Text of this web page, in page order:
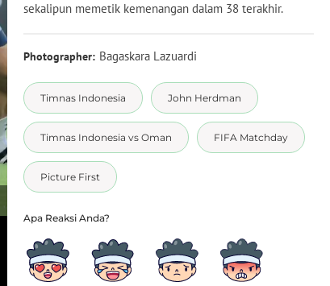
Stadion Utama Gelora Bung Karno (SUGBK), Senayan,
sekalipun memetik kemenangan dalam 38 terakhir.
Photographer: Bagaskara Lazuardi
Timnas Indonesia John Herdman
Timnas Indonesia vs Oman FIFA Matchday
Picture First